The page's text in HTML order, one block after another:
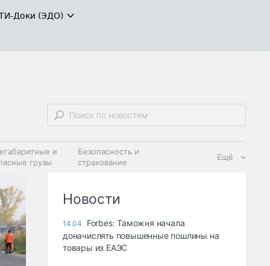
Доки (ЭДО)
и
грузы
Безопасность и
страхование
Ещё
Новости
14.04
Forbes: Таможня начала
доначислять повышенные пошлины на
товары из ЕАЭС